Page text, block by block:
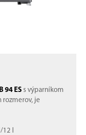
94 ES s výparníkom
rozmerov, je
l